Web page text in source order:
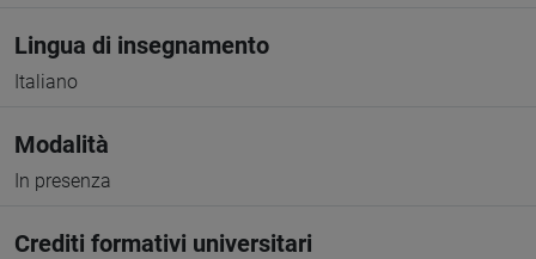
Lingua di insegnamento
Italiano
Modalità
In presenza
Crediti formativi universitari